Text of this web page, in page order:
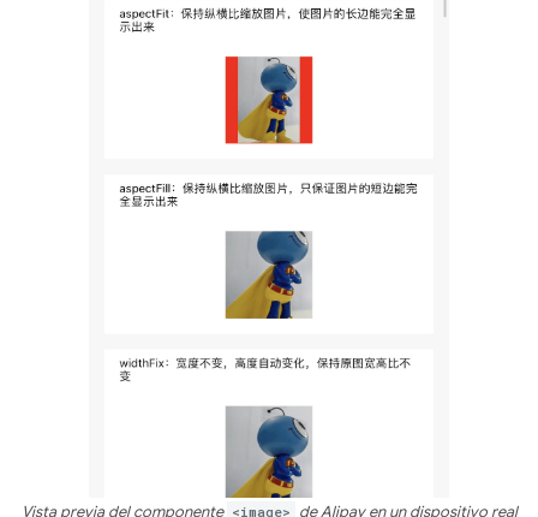
Vista previa del componente <image> de Alipay en un dispositivo real